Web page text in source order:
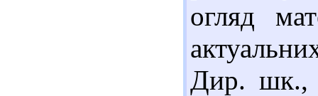
огляд
Дир. шк.,